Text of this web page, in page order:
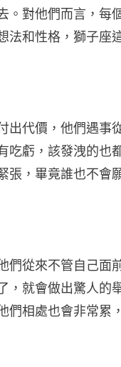
。對他們而言，每
法和性格，獅子座
代價，他們遇事
吃虧，該發洩的也
張，畢竟誰也不會
從來不管自己面
，就會做出驚人的
們相處也會非常累